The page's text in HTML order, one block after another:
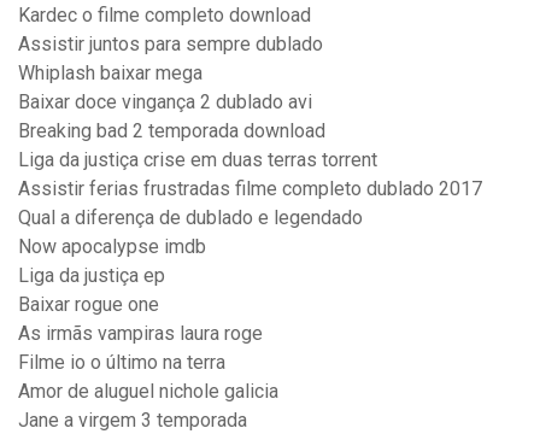
Kardec o filme completo download
Assistir juntos para sempre dublado
Whiplash baixar mega
Baixar doce vingança 2 dublado avi
Breaking bad 2 temporada download
Liga da justiça crise em duas terras torrent
Assistir ferias frustradas filme completo dublado 2017
Qual a diferença de dublado e legendado
Now apocalypse imdb
Liga da justiça ep
Baixar rogue one
As irmãs vampiras laura roge
Filme io o último na terra
Amor de aluguel nichole galicia
Jane a virgem 3 temporada